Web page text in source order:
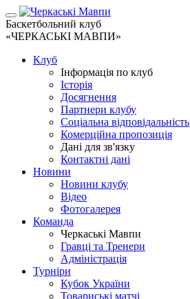
Баскетбольний клуб
«ЧЕРКАСЬКІ МАВПИ»
Клуб
Інформація по клуб
Історія
Досягнення
Партнери клубу
Соціальна відповідальність
Комерційна пропозиція
Дані для зв'язку
Контактні дані
Новини
Новини клубу
Відео
Фотогалерея
Команда
Черкаські Мавпи
Гравці та Тренери
Адміністрація
Турніри
Кубок України
Товариські матчі